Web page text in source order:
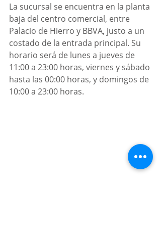
La sucursal se encuentra en la planta
baja del centro comercial, entre
Palacio de Hierro y BBVA, justo a un
costado de la entrada principal. Su
horario será de lunes a jueves de
11:00 a 23:00 horas, viernes y sábado
hasta las 00:00 horas, y domingos de
10:00 a 23:00 horas.